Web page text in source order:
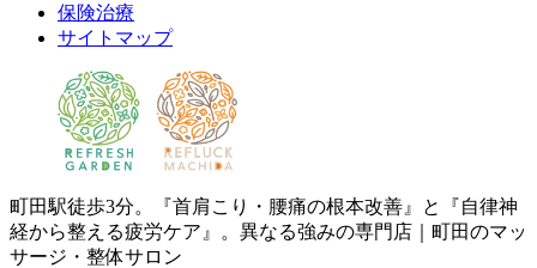
保険治療
サイトマップ
町田駅徒歩3分。『首肩こり・腰痛の根本改善』と『自律神
経から整える疲労ケア』。異なる強みの専門店｜町田のマッ
サージ・整体サロン